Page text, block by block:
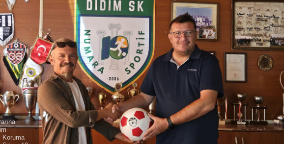
Koruma